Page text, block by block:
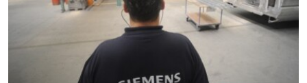
ПОДПИШИТЕСЬ НА РАССЫЛКУ
СОЦИАЛЬНЫЕ СЕТИ